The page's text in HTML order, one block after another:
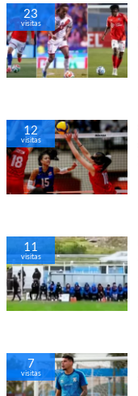
23
visitas
12
visitas
11
visitas
7
visitas